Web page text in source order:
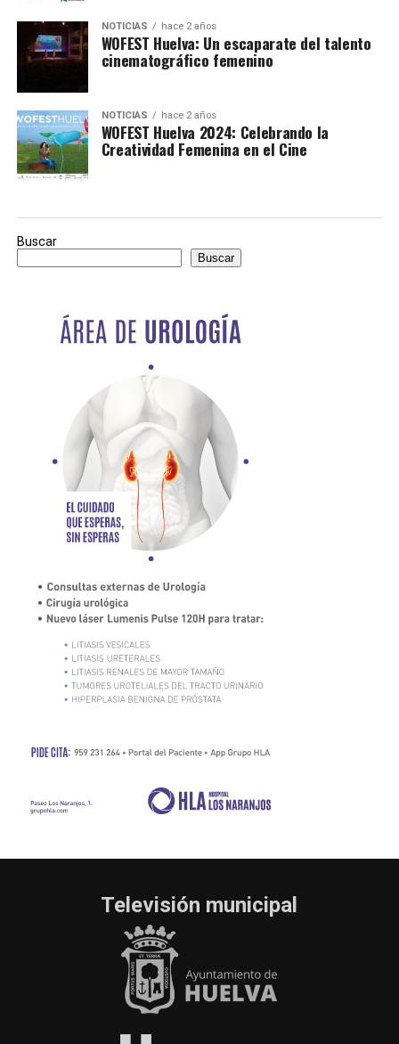
NOTICIAS hace 2 años
WOFEST Huelva: Un escaparate del talento
cinematográfico femenino
NOTICIAS hace 2 años
WOFEST Huelva 2024: Celebrando la
Creatividad Femenina en el Cine
Buscar
Buscar
Televisión municipal